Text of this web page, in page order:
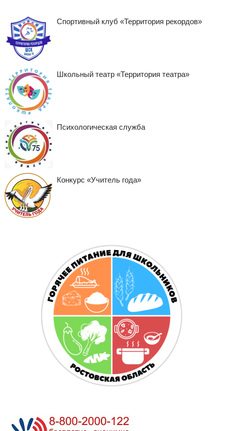
Спортивный клуб «Территория рекордов»
Школьный театр «Территория театра»
Психологическая служба
Конкурс «Учитель года»